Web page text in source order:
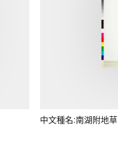
中文種名:南湖附地草